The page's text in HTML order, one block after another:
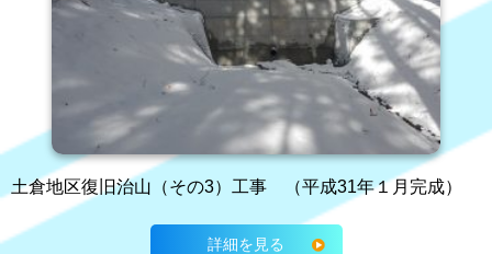
土倉地区復旧治山（その3）工事 （平成31年１月完成）
詳細を見る